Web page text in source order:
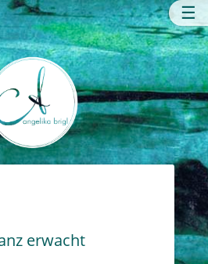
☰
erwacht